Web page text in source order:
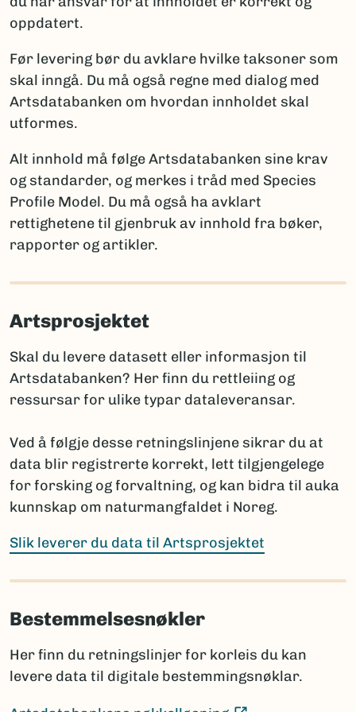
Artsdatabanken
ny for vitenskapen
ny for Norge
funn av en art som tidligere ble antatt forsvunnet
fra Norge
funn av art som er tidligere registrert i Norge
Merk:Kun én av disse opplysningene per takson skal
brukes for å sikre entydig statistikk. Et kommentarfelt
kan brukes ved behov for ytterligere forklaringer.
Rapportering av arter nye for vitenskapen
autor oppgis, sammen med litteraturreferanse der
regelverket for den aktuelle artsgruppen:
International Code of Nomenclature for Algae,
Fungi and Plants
(Ekstern lenke)
International Code of Zoological Nomenclature
slektsnavn + “sp. nov.”. Det bør da legges til en
kommentar om planlagt publisering: hvor og når
navnet skal publiseres i henhold til regelverket.
Prosjektet har ansvar for å informere Artsdatabanken
skjer lenge etter prosjektets slutt.
Sammenligning mot Artsdatabankens navneregister
innholdet i navneregisteret Nortaxa gjennom
listesøket.
Dette hjelper med å:
oppdatert.
Før levering bør du avklare hvilke taksoner som
skal inngå. Du må også regne med dialog med
Artsdatabanken om hvordan innholdet skal
utformes.
Alt innhold må følge Artsdatabanken sine krav
og standarder, og merkes i tråd med Species
Profile Model. Du må også ha avklart
rettighetene til gjenbruk av innhold fra bøker,
rapporter og artikler.
Artsprosjektet
Skal du levere datasett eller informasjon til
Artsdatabanken? Her finn du rettleiing og
ressursar for ulike typar dataleveransar.
Ved å følgje desse retningslinjene sikrar du at
data blir registrerte korrekt, lett tilgjengelege
for forsking og forvaltning, og kan bidra til auka
kunnskap om naturmangfaldet i Noreg.
Slik leverer du data til Artsprosjektet
Bestemmelsesnøkler
Her finn du retningslinjer for korleis du kan
levere data til digitale bestemmingsnøklar.